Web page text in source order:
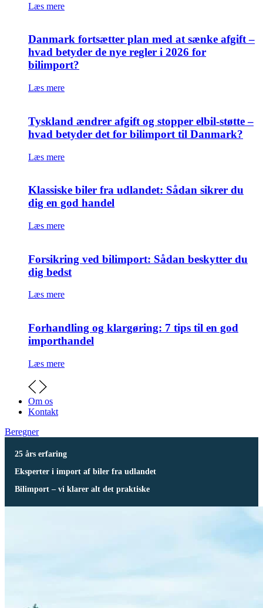
Læs mere
Danmark fortsætter plan med at sænke afgift –
hvad betyder de nye regler i 2026 for
bilimport?
Læs mere
Tyskland ændrer afgift og stopper elbil-støtte –
hvad betyder det for bilimport til Danmark?
Læs mere
Klassiske biler fra udlandet: Sådan sikrer du
dig en god handel
Læs mere
Forsikring ved bilimport: Sådan beskytter du
dig bedst
Læs mere
Forhandling og klargøring: 7 tips til en god
importhandel
Læs mere
Om os
Kontakt
Beregner
25 års erfaring
Eksperter i import af biler fra udlandet
Bilimport – vi klarer alt det praktiske